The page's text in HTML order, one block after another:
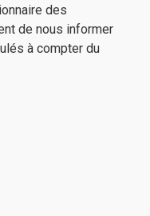
des
de nous informer
à compter du